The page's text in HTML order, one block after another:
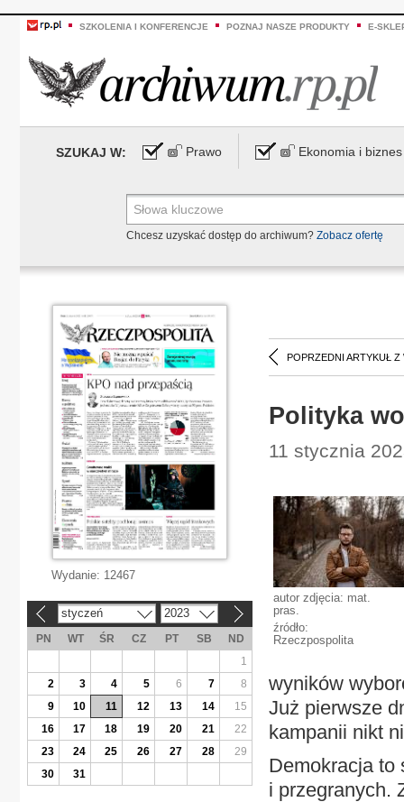
SZKOLENIA I KONFERENCJE POZNAJ NASZE PRODUKTY E-
SZUKAJ W: Prawo Ekonomia i biznes
Chcesz uzyskać dostęp do archiwum? Zobacz ofertę
POPRZEDNI ARTYKUŁ Z
Polityka
11 stycznia
autor zdjęcia: mat.
pras.
źródło:
Rzeczpospolita
wyników
Już pierwsze
kampanii nikt
Demokracja to
i przegranych.
Wydanie: 12467
styczeń 2023
PN WT ŚR CZ PT SB
ND
1
2
3 4 5 6 7
8
9
10 11 12 13 14
15
16
17 18 19 20 21
22
23
24 25 26 27 28
29
30
31